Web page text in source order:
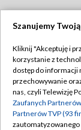
Abonament
Emisja w TVP
Centrum
Szanujemy
Kliknij "Akceptuję i
korzystanie z
dostęp do informacji
przechowywanie
nas, czyli Telewizję
Zaufanych
Partnerów TVP (93